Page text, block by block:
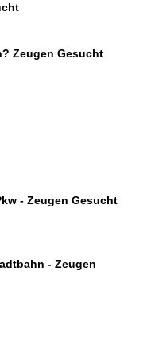
Zeugen Gesucht
- Zeugen Gesucht
- Zeugen